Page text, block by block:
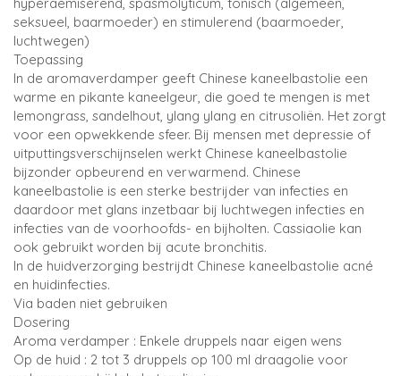
seksueel, baarmoeder) en stimulerend (baarmoeder,
luchtwegen)
Toepassing
In de aromaverdamper geeft Chinese kaneelbastolie een
warme en pikante kaneelgeur, die goed te mengen is met
lemongrass, sandelhout, ylang ylang en citrusoliën. Het zorgt
voor een opwekkende sfeer. Bij mensen met depressie of
uitputtingsverschijnselen werkt Chinese kaneelbastolie
bijzonder opbeurend en verwarmend. Chinese
kaneelbastolie is een sterke bestrijder van infecties en
daardoor met glans inzetbaar bij luchtwegen infecties en
infecties van de voorhoofds- en bijholten. Cassiaolie kan
ook gebruikt worden bij acute bronchitis.
In de huidverzorging bestrijdt Chinese kaneelbastolie acné
en huidinfecties.
Via baden niet gebruiken
Dosering
Aroma verdamper : Enkele druppels naar eigen wens
Op de huid : 2 tot 3 druppels op 100 ml draagolie voor